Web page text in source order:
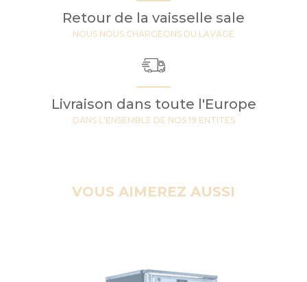
Retour de la vaisselle sale
NOUS NOUS CHARGEONS DU LAVAGE
Livraison dans toute l'Europe
DANS L'ENSEMBLE DE NOS 19 ENTITES
VOUS AIMEREZ AUSSI